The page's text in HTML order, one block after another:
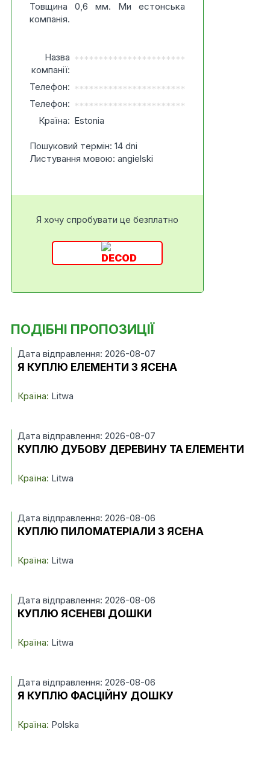
Товщина 0,6 мм. Ми естонська
компанія.
Назва
компанії:
***********************
Телефон: ***********************
Телефон: ***********************
Країна: Estonia
Пошуковий термін: 14 dni
Листування мовою: angielski
Я хочу спробувати це безплатно
ПОДІБНІ ПРОПОЗИЦІЇ
Дата відправлення: 2026-08-07
Я КУПЛЮ ЕЛЕМЕНТИ З ЯСЕНА
Країна: Litwa
Дата відправлення: 2026-08-07
КУПЛЮ ДУБОВУ ДЕРЕВИНУ ТА ЕЛЕМЕНТИ
Країна: Litwa
Дата відправлення: 2026-08-06
КУПЛЮ ПИЛОМАТЕРІАЛИ З ЯСЕНА
Країна: Litwa
Дата відправлення: 2026-08-06
КУПЛЮ ЯСЕНЕВІ ДОШКИ
Країна: Litwa
Дата відправлення: 2026-08-06
Я КУПЛЮ ФАСЦІЙНУ ДОШКУ
Країна: Polska